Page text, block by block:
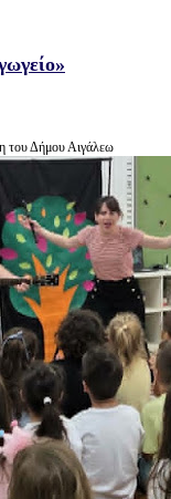
του Δήμου Αιγάλεω